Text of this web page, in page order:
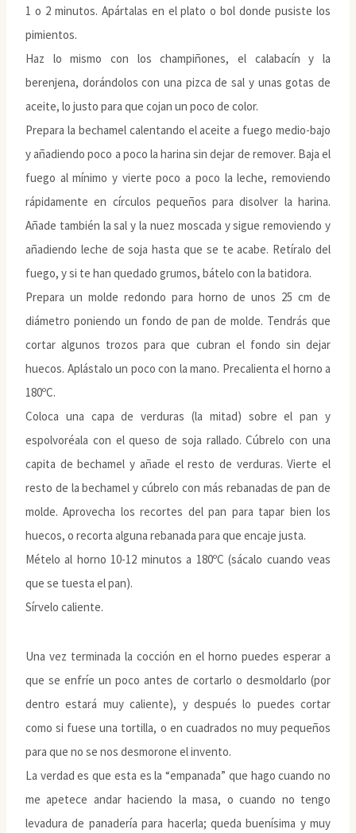
1 o 2 minutos. Apártalas en el plato o bol donde pusiste los
pimientos.
Haz lo mismo con los champiñones, el calabacín y la
berenjena, dorándolos con una pizca de sal y unas gotas de
aceite, lo justo para que cojan un poco de color.
Prepara la bechamel calentando el aceite a fuego medio-bajo
y añadiendo poco a poco la harina sin dejar de remover. Baja el
fuego al mínimo y vierte poco a poco la leche, removiendo
rápidamente en círculos pequeños para disolver la harina.
Añade también la sal y la nuez moscada y sigue removiendo y
añadiendo leche de soja hasta que se te acabe. Retíralo del
fuego, y si te han quedado grumos, bátelo con la batidora.
Prepara un molde redondo para horno de unos 25 cm de
diámetro poniendo un fondo de pan de molde. Tendrás que
cortar algunos trozos para que cubran el fondo sin dejar
huecos. Aplástalo un poco con la mano. Precalienta el horno a
180ºC.
Coloca una capa de verduras (la mitad) sobre el pan y
espolvoréala con el queso de soja rallado. Cúbrelo con una
capita de bechamel y añade el resto de verduras. Vierte el
resto de la bechamel y cúbrelo con más rebanadas de pan de
molde. Aprovecha los recortes del pan para tapar bien los
huecos, o recorta alguna rebanada para que encaje justa.
Mételo al horno 10-12 minutos a 180ºC (sácalo cuando veas
que se tuesta el pan).
Sírvelo caliente.
Una vez terminada la cocción en el horno puedes esperar a
que se enfríe un poco antes de cortarlo o desmoldarlo (por
dentro estará muy caliente), y después lo puedes cortar
como si fuese una tortilla, o en cuadrados no muy pequeños
para que no se nos desmorone el invento.
La verdad es que esta es la “empanada” que hago cuando no
me apetece andar haciendo la masa, o cuando no tengo
levadura de panadería para hacerla; queda buenísima y muy